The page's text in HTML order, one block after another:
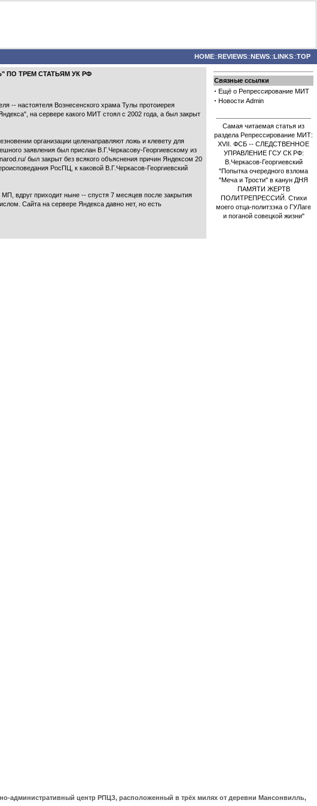
HOME::REVIEWS::NEWS::LINKS::TOP
ПО ТРЕМ СТАТЬЯМ УК РФ
-- настоятеля Вознесенского храма Тулы протоиерея
на сервере какого МИТ стоял с 2002 года, а был закрыт
организации целенаправляют ложь и клевету для
заявления был прислан В.Г.Черкасову-Георгиевскому из
был закрыт без всякого объяснения причин Яндексом 20
РосПЦ, к каковой В.Г.Черкасов-Георгиевский
вдруг приходит ныне -- спустя 7 месяцев после закрытия
Сайта на сервере Яндекса давно нет, но есть
Связные ссылки
· Ещё о Репрессирование МИТ
· Новости Admin
Самая читаемая статья из
раздела Репрессирование МИТ:
XVII. ФСБ -- СЛЕДСТВЕННОЕ
УПРАВЛЕНИЕ ГСУ СК РФ:
В.Черкасов-Георгиевский
"Попытка очередного взлома
"Меча и Трости" в канун ДНЯ
ПАМЯТИ ЖЕРТВ
ПОЛИТРЕПРЕССИЙ. Стихи
моего отца-политзэка о ГУЛаге
и поганой совецкой жизни"
административный центр РПЦЗ, расположенный в трёх милях от деревни Мансонвилль,